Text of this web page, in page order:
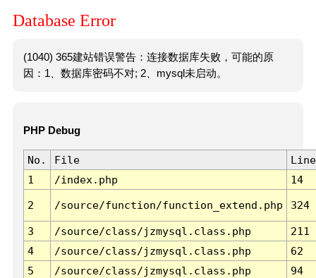
Database Error
(1040) 365建站错误警告：连接数据库失败，可能的原
因：1、数据库密码不对; 2、mysql未启动。
PHP Debug
No. File
Line
1
/index.php 14
2 /source/function/function_extend.php 324
3 /source/class/jzmysql.class.php
211
4
/source/class/jzmysql.class.php
62
5
/source/class/jzmysql.class.php
94